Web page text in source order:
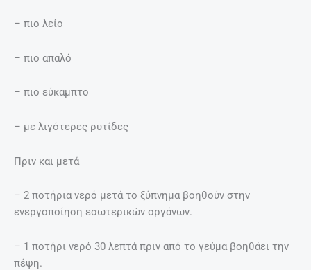
– πιο λείο
– πιο απαλό
– πιο εύκαμπτο
– με λιγότερες ρυτίδες
Πριν και μετά
– 2 ποτήρια νερό μετά το ξύπνημα βοηθούν στην
ενεργοποίηση εσωτερικών οργάνων.
– 1 ποτήρι νερό 30 λεπτά πριν από το γεύμα βοηθάει την
πέψη.